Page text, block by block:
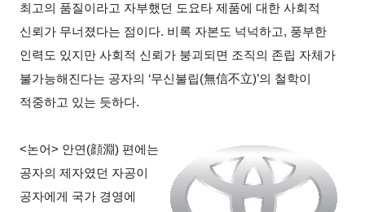
최고의 품질이라고 자부했던 도요타 제품에 대한 사회적
신뢰가 무너졌다는 점이다. 비록 자본도 넉넉하고, 풍부한
인력도 있지만 사회적 신뢰가 붕괴되면 조직의 존립 자체가
불가능해진다는 공자의 ‘무신불립(無信不立)’의 철학이
적중하고 있는 듯하다.
<논어> 안연(顔淵) 편에는
공자의 제자였던 자공이
공자에게 국가 경영에